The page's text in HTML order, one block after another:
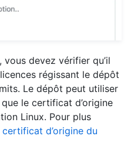
devez vérifier qu’il
régissant le dépôt
Le dépôt peut utiliser
le certificat d’origine
Linux. Pour plus
certificat d’origine du